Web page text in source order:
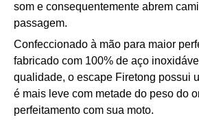
som e consequentemente abrem
passagem.
Confeccionado à mão para maior
fabricado com 100% de aço
qualidade, o escape Firetong possui
é mais leve com metade do peso do
perfeitamento com sua moto.